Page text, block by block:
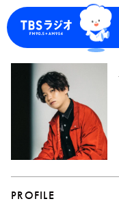
マイページ
ログイン
PROFILE